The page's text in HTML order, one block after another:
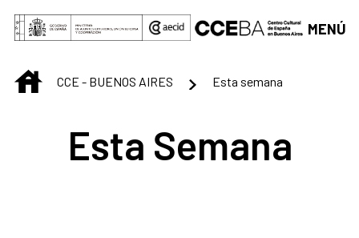
Saltar al contenido principal
MENÚ
INICIOCCE - BUENOS AIRES Esta semana
Esta Semana